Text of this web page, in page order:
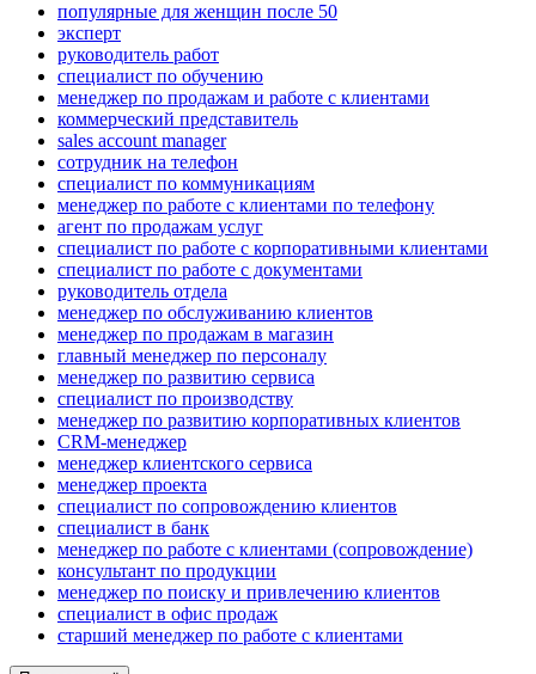
популярные для женщин после 50
эксперт
руководитель работ
специалист по обучению
менеджер по продажам и работе с клиентами
коммерческий представитель
sales account manager
сотрудник на телефон
специалист по коммуникациям
менеджер по работе с клиентами по телефону
агент по продажам услуг
специалист по работе с корпоративными клиентами
специалист по работе с документами
руководитель отдела
менеджер по обслуживанию клиентов
менеджер по продажам в магазин
главный менеджер по персоналу
менеджер по развитию сервиса
специалист по производству
менеджер по развитию корпоративных клиентов
CRM-менеджер
менеджер клиентского сервиса
менеджер проекта
специалист по сопровождению клиентов
специалист в банк
менеджер по работе с клиентами (сопровождение)
консультант по продукции
менеджер по поиску и привлечению клиентов
специалист в офис продаж
старший менеджер по работе с клиентами